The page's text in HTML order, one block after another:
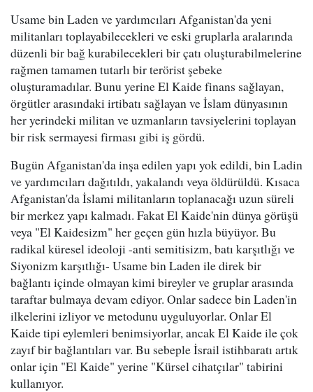
Usame bin Laden ve yardımcıları Afganistan'da yeni
militanları toplayabilecekleri ve eski gruplarla aralarında
düzenli bir bağ kurabilecekleri bir çatı oluşturabilmelerine
rağmen tamamen tutarlı bir terörist şebeke
oluşturamadılar. Bunu yerine El Kaide finans sağlayan,
örgütler arasındaki irtibatı sağlayan ve İslam dünyasının
her yerindeki militan ve uzmanların tavsiyelerini toplayan
bir risk sermayesi firması gibi iş gördü.
Bugün Afganistan'da inşa edilen yapı yok edildi, bin Ladin
ve yardımcıları dağıtıldı, yakalandı veya öldürüldü. Kısaca
Afganistan'da İslami militanların toplanacağı uzun süreli
bir merkez yapı kalmadı. Fakat El Kaide'nin dünya görüşü
veya "El Kaidesizm" her geçen gün hızla büyüyor. Bu
radikal küresel ideoloji -anti semitisizm, batı karşıtlığı ve
Siyonizm karşıtlığı- Usame bin Laden ile direk bir
bağlantı içinde olmayan kimi bireyler ve gruplar arasında
taraftar bulmaya devam ediyor. Onlar sadece bin Laden'in
ilkelerini izliyor ve metodunu uyguluyorlar. Onlar El
Kaide tipi eylemleri benimsiyorlar, ancak El Kaide ile çok
zayıf bir bağlantıları var. Bu sebeple İsrail istihbaratı artık
onlar için "El Kaide" yerine "Kürsel cihatçılar" tabirini
kullanıyor.